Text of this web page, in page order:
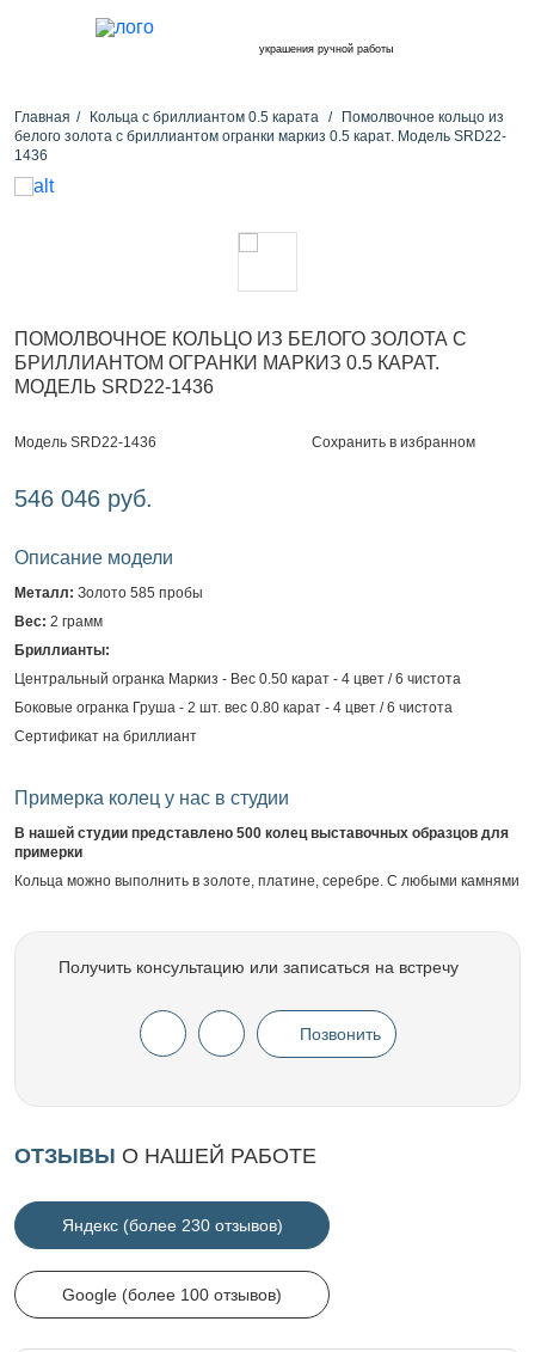
украшения ручной работы
Главная Кольца с бриллиантом 0.5 карата
Помолвочное кольцо из
белого золота с бриллиантом огранки маркиз 0.5 карат. Модель SRD22-
1436
ПОМОЛВОЧНОЕ КОЛЬЦО ИЗ БЕЛОГО ЗОЛОТА С
БРИЛЛИАНТОМ ОГРАНКИ МАРКИЗ 0.5 КАРАТ.
МОДЕЛЬ SRD22-1436
Модель SRD22-1436 Сохранить в избранном
546 046 руб.
Описание модели
Металл: Золото 585 пробы
Вес: 2 грамм
Бриллианты:
Центральный огранка Маркиз - Вес 0.50 карат - 4 цвет / 6 чистота
Боковые огранка Груша - 2 шт. вес 0.80 карат - 4 цвет / 6 чистота
Сертификат на бриллиант
Примерка колец у нас в студии
В нашей студии представлено 500 колец выставочных образцов для
примерки
Кольца можно выполнить в золоте, платине, серебре. С любыми камнями
Получить консультацию или записаться на встречу
Позвонить
ОТЗЫВЫ О НАШЕЙ РАБОТЕ
Яндекс (более 230 отзывов)
Google (более 100 отзывов)